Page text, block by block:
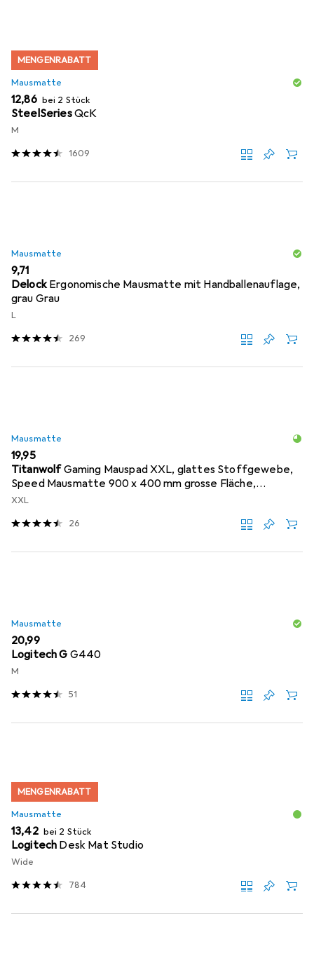
MENGENRABATT
Mausmatte
EUR
12,86 bei 2 Stück
SteelSeriesQcK
M
1609
Mausmatte
EUR
9,71
Delock Ergonomische Mausmatte mit Handballenauflage,
grau Grau
L
269
Mausmatte
EUR
19,95
TitanwolfGaming Mauspad XXL, glattes Stoffgewebe,
Speed Mausmatte 900 x 400 mm grosse Fläche,
Topography
XXL
26
Mausmatte
EUR
20,99
Logitech G G440
M
51
MENGENRABATT
Mausmatte
EUR
13,42 bei 2 Stück
Logitech Desk Mat Studio
Wide
784